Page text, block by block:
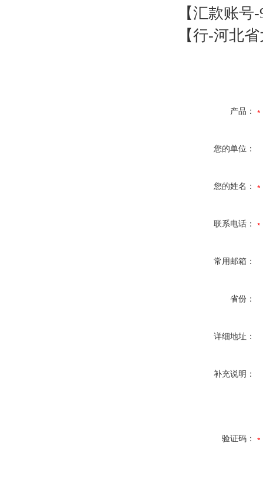
【汇款账号-
【行-河北
产品：
您的单位：
您的姓名：
联系电话：
常用邮箱：
省份：
详细地址：
补充说明：
验证码：